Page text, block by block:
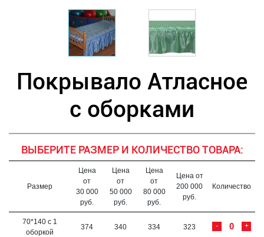
Покрывало Атласное
с оборками
ВЫБЕРИТЕ РАЗМЕР И КОЛИЧЕСТВО ТОВАРА:
Размер
Цена
от
30 000
руб.
Цена
от
50 000
руб.
Цена
от
80 000
руб.
Цена от
200 000
руб.
Количество
70*140 с 1
оборкой
374 340 334 323 +
-